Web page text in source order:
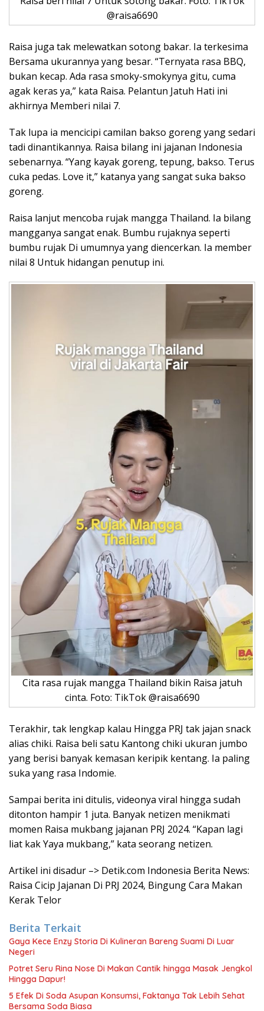
@raisa6690
Raisa juga tak melewatkan sotong bakar. Ia terkesima
Bersama ukurannya yang besar. “Ternyata rasa BBQ,
bukan kecap. Ada rasa smoky-smokynya gitu, cuma
agak keras ya,” kata Raisa. Pelantun Jatuh Hati ini
akhirnya Memberi nilai 7.
Tak lupa ia mencicipi camilan bakso goreng yang sedari
tadi dinantikannya. Raisa bilang ini jajanan Indonesia
sebenarnya. “Yang kayak goreng, tepung, bakso. Terus
cuka pedas. Love it,” katanya yang sangat suka bakso
goreng.
Raisa lanjut mencoba rujak mangga Thailand. Ia bilang
mangganya sangat enak. Bumbu rujaknya seperti
bumbu rujak Di umumnya yang diencerkan. Ia member
nilai 8 Untuk hidangan penutup ini.
Cita rasa rujak mangga Thailand bikin Raisa jatuh
cinta. Foto: TikTok @raisa6690
Terakhir, tak lengkap kalau Hingga PRJ tak jajan snack
alias chiki. Raisa beli satu Kantong chiki ukuran jumbo
yang berisi banyak kemasan keripik kentang. Ia paling
suka yang rasa Indomie.
Sampai berita ini ditulis, videonya viral hingga sudah
ditonton hampir 1 juta. Banyak netizen menikmati
momen Raisa mukbang jajanan PRJ 2024. “Kapan lagi
liat kak Yaya mukbang,” kata seorang netizen.
Artikel ini disadur –> Detik.com Indonesia Berita News:
Raisa Cicip Jajanan Di PRJ 2024, Bingung Cara Makan
Kerak Telor
Berita Terkait
Gaya Kece Enzy Storia Di Kulineran Bareng Suami Di Luar
Negeri
Potret Seru Rina Nose Di Makan Cantik hingga Masak Jengkol
Hingga Dapur!
5 Efek Di Soda Asupan Konsumsi, Faktanya Tak Lebih Sehat
Bersama Soda Biasa